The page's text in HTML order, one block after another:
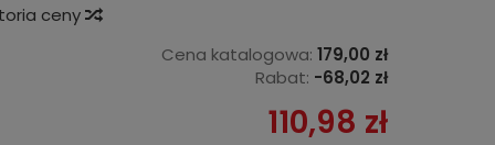
ceny
Cena katalogowa: 179,00 zł
Rabat: -68,02 zł
110,98 zł